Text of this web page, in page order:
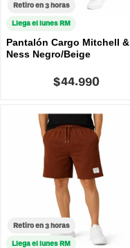
Retiro en 3 horas
Llega el lunes RM
Pantalón Cargo Mitchell &
Ness Negro/Beige
$44.990
Retiro en 3 horas
Llega el lunes RM